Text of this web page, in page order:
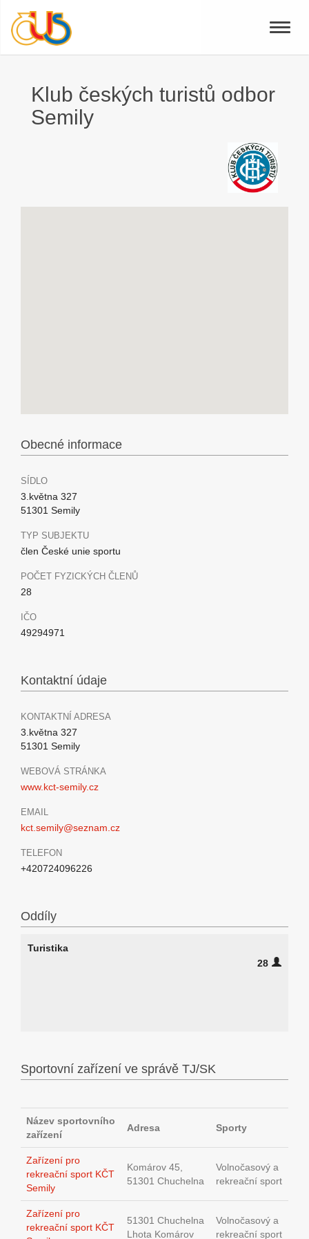
Toggle
Klub českých turistů odbor
Semily
Obecné informace
SÍDLO
3.května 327
51301 Semily
TYP SUBJEKTU
člen České unie sportu
POČET FYZICKÝCH ČLENŮ
28
IČO
49294971
Kontaktní údaje
KONTAKTNÍ ADRESA
3.května 327
51301 Semily
WEBOVÁ STRÁNKA
www.kct-semily.cz
EMAIL
kct.semily@seznam.cz
TELEFON
+420724096226
Oddíly
Turistika
28
Sportovní zařízení ve správě TJ/SK
Název sportovního
zařízení
Adresa Sporty
Zařízení pro
rekreační sport KČT
Semily
Komárov 45,
51301 Chuchelna
Volnočasový a
rekreační sport
Zařízení pro
rekreační sport KČT
51301 Chuchelna
Lhota Komárov
Volnočasový a
rekreační sport